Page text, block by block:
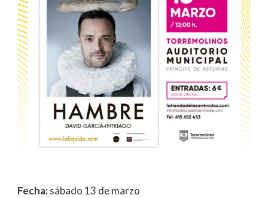
Fecha:sábado 13 de marzo